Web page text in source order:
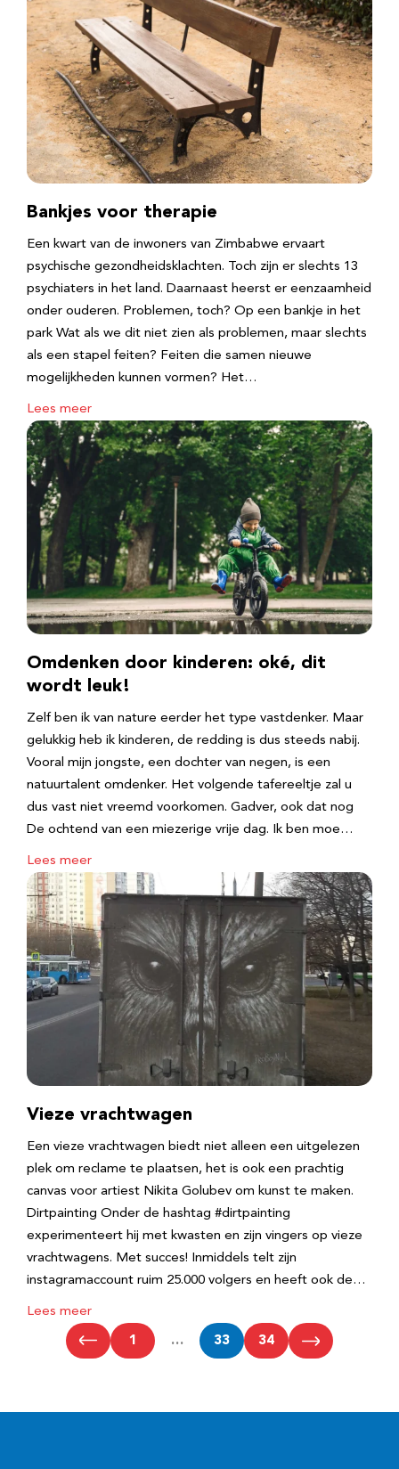
Bankjes voor therapie
Een kwart van de inwoners van Zimbabwe ervaart
psychische gezondheidsklachten. Toch zijn er slechts 13
psychiaters in het land. Daarnaast heerst er eenzaamheid
onder ouderen. Problemen, toch? Op een bankje in het
park Wat als we dit niet zien als problemen, maar slechts
als een stapel feiten? Feiten die samen nieuwe
mogelijkheden kunnen vormen? Het…
Lees meer
Omdenken door kinderen: oké, dit
wordt leuk!
Zelf ben ik van nature eerder het type vastdenker. Maar
gelukkig heb ik kinderen, de redding is dus steeds nabij.
Vooral mijn jongste, een dochter van negen, is een
natuurtalent omdenker. Het volgende tafereeltje zal u
dus vast niet vreemd voorkomen. Gadver, ook dat nog
De ochtend van een miezerige vrije dag. Ik ben moe…
Lees meer
Vieze vrachtwagen
Een vieze vrachtwagen biedt niet alleen een uitgelezen
plek om reclame te plaatsen, het is ook een prachtig
canvas voor artiest Nikita Golubev om kunst te maken.
Dirtpainting Onder de hashtag #dirtpainting
experimenteert hij met kwasten en zijn vingers op vieze
vrachtwagens. Met succes! Inmiddels telt zijn
instagramaccount ruim 25.000 volgers en heeft ook de…
Lees meer
1 … 33 34